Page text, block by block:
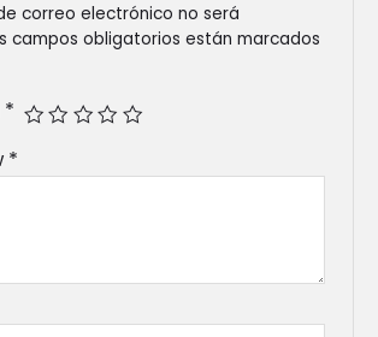
correo electrónico no será
campos obligatorios están marcados
*
*